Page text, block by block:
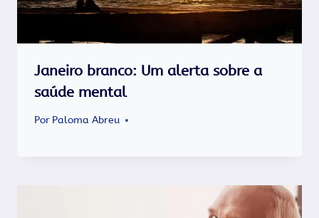
Janeiro branco: Um alerta sobre a
saúde mental
Por Paloma Abreu